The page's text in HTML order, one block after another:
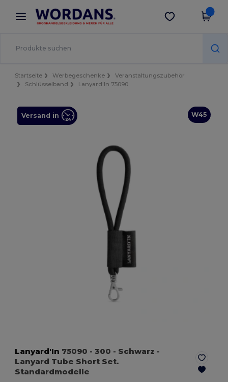
× Wordans App
Bessere Preise in der App!
App holen
Startseite Werbegeschenke
Veranstaltungszubehör
Schlüsselband
Lanyard'In 75090
W45
Versand in
Lanyard'In 75090 - 300 - Schwarz -
Lanyard Tube Short Set.
Standardmodelle